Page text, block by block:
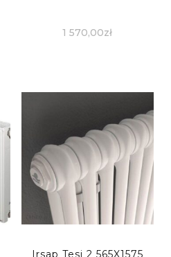
1 570,00zł
Irsap Tesi 2 565X1575